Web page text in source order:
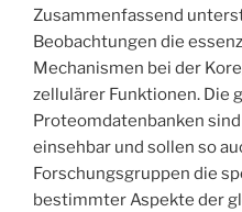
Zusammenfassend
Beobachtungen die
Mechanismen bei der
zellulärer Funktionen. Die
Proteomdatenbanken
einsehbar und sollen so
Forschungsgruppen die
bestimmter Aspekte der